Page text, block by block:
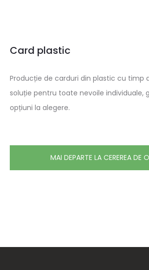
Card plastic
Producție de carduri din plastic cu timp
soluție pentru toate nevoile individuale,
opțiuni la alegere.
MAI DEPARTE LA CEREREA DE